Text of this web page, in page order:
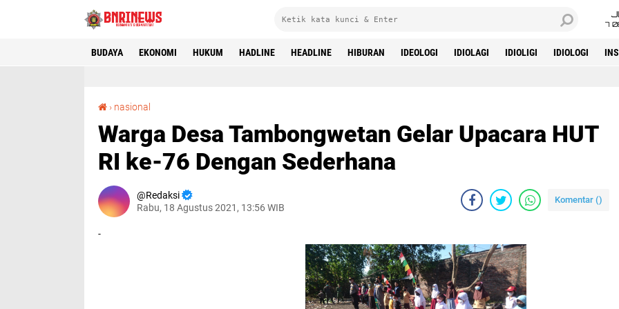
7
BUDAYA EKONOMI HUKUM HADLINE HEADLINE HIBURAN IDEOLOGI IDIOLAGI IDIOLIGI IDIOLOGI
› nasional
Warga Desa Tambongwetan Gelar Upacara HUT
RI ke-76 Dengan Sederhana
Redaksi
Rabu, 18 Agustus 2021, 13:56 WIB
Komentar ()
-